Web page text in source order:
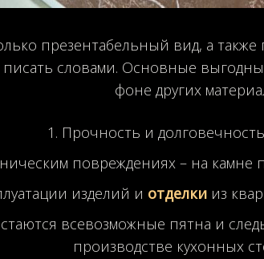
презентабельный вид, а
писать словами. Основные
фоне других
Прочность и
повреждениях – на камне
изделий и отделкииз
всевозможные пятна и
производстве кухонных